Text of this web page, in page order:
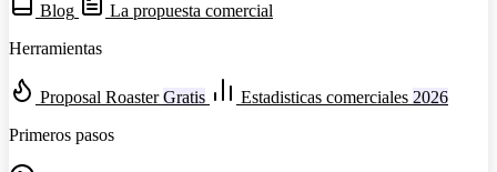
Blog
La propuesta comercial
Herramientas
Proposal Roaster Gratis Estadisticas comerciales 2026
Primeros pasos